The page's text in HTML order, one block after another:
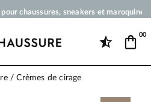
chaussures, sneakers et
carte bancaire dès 50 €
00
Crèmes de cirage